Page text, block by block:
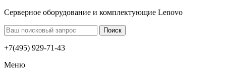
Серверное оборудование и комплектующие Lenovo
+7(495) 929-71-43
Меню